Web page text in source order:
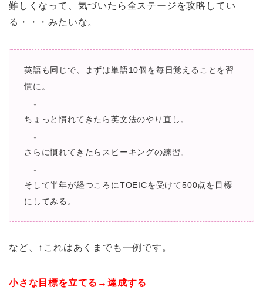
難しくなって、気づいたら全ステージを攻略してい
る・・・みたいな。
英語も同じで、まずは単語10個を毎日覚えることを習
慣に。
↓
ちょっと慣れてきたら英文法のやり直し。
↓
さらに慣れてきたらスピーキングの練習。
↓
そして半年が経つころにTOEICを受けて500点を目標
にしてみる。
など、↑これはあくまでも一例です。
小さな目標を立てる→達成する